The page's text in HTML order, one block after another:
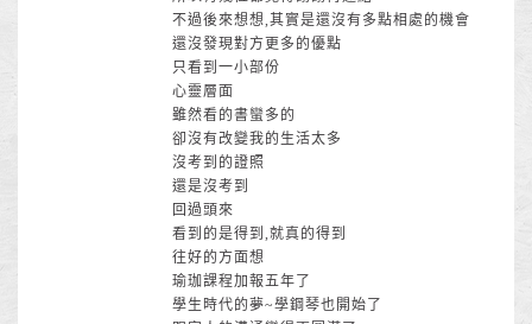
不過後來想想,其實是還沒有多點相處的機會
還沒發現對方更多的優點
只看到一小部份
心靈層面
雖然看的書蠻多的
卻沒有改變我的生活太多
沒考到的證照
還是沒考到
回過頭來
看到的是得到,就真的得到
往好的方面想
瑜珈課程加報五年了
學生時代的夢~學鋼琴也開始了